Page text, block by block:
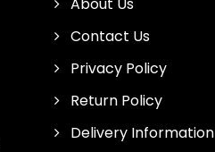
Contact Us
Privacy Policy
Return Policy
Delivery Information